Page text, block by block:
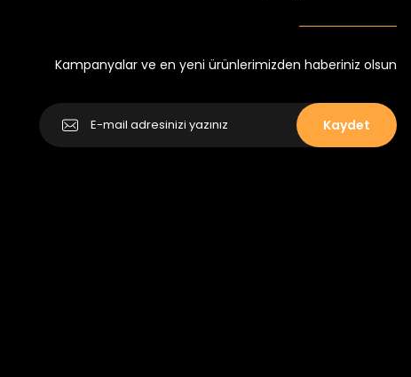
Kampanyalar ve en yeni ürünlerimizden haberiniz olsun
Kaydet